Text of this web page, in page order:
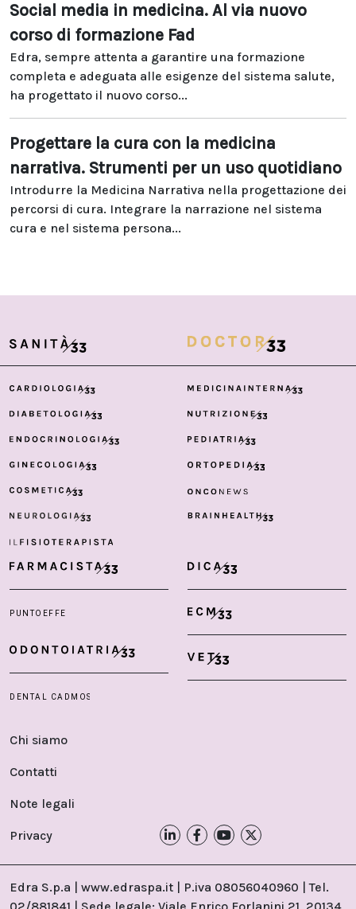
Social media in medicina. Al via nuovo
corso di formazione Fad
Edra, sempre attenta a garantire una formazione
completa e adeguata alle esigenze del sistema salute,
ha progettato il nuovo corso...
Progettare la cura con la medicina
narrativa. Strumenti per un uso quotidiano
Introdurre la Medicina Narrativa nella progettazione dei
percorsi di cura. Integrare la narrazione nel sistema
cura e nel sistema persona...
Chi siamo
Contatti
Note legali
Privacy
Edra S.p.a | www.edraspa.it | P.iva 08056040960 | Tel.